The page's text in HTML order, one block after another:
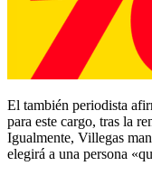
El también periodista
para este cargo, tras la
Igualmente, Villegas
elegirá a una persona